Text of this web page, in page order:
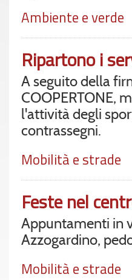
Ambiente e verde
Ripartono i
A seguito della
COOPERTONE,
l'attività degli
contrassegni.
Mobilità e strade
Feste nel
Appuntamenti in
Azzogardino,
Mobilità e strade